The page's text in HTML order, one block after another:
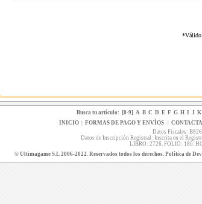
*Válido
Busca tu artículo: [0-9] A B C D E F G H I J K
INICIO| FORMAS DE PAGO Y ENVÍOS|
Datos Fiscales:
Datos de Inscripción Registral: Inscrita en el
LIBRO: 2726. FOLIO: 180.
© Ultimagame S.L 2006-2022. Reservados todos los derechos. Política de